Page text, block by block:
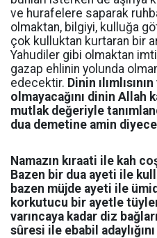
ve hurafelere saparak
olmaktan, bilgiyi, kulluğa
çok kulluktan kurtaran bir
Yahudiler gibi olmaktan
gazap ehlinin yolunda
edecektir. Dinin
olmayacağını dinin Allah
mutlak değeriyle
dua demetine amin
Namazın kıraati ile kah
Bazen bir dua ayeti ile
bazen müjde ayeti ile
korkutucu bir ayetle
varıncaya kadar diz
sûresi ile ebabil